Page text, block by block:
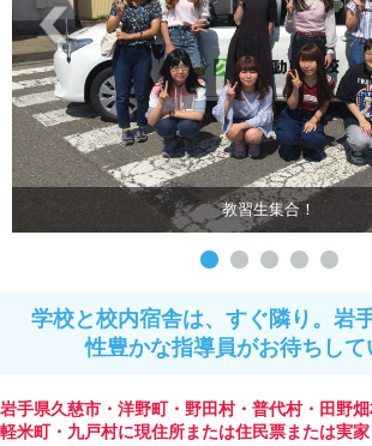
教習生集合！
学校と校内宿舎は、すぐ隣り。岩
性豊かな指導員がお待ちして
岩手県久慈市・洋野町・野田村・普代村・田野
軽米町・九戸村に現住所または住民票または実